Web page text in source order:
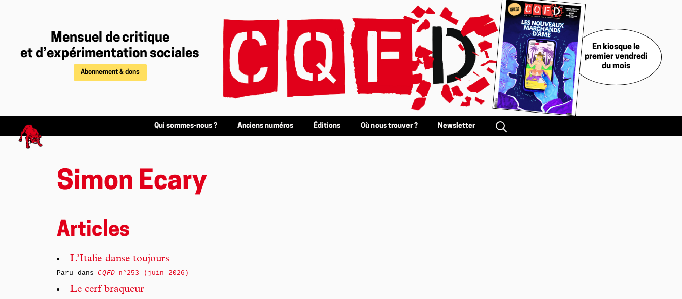
Mensuel de critique
et d’expérimentation sociales
Abonnement & dons
En kiosque le
premier vendredi
du mois
Qui sommes-nous ? Anciens numéros Éditions Où nous trouver ? Newsletter
Simon Ecary
Articles
L’Italie danse toujours
Paru dansCQFDn°253 (juin 2026)
Le cerf braqueur